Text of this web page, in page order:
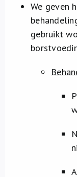
We geven
gebruikt